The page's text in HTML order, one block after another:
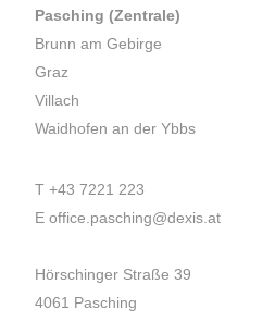
Pasching (Zentrale)
Brunn am Gebirge
Graz
Villach
Waidhofen an der Ybbs
T +43 7221 223
E office.pasching@dexis.at
Hörschinger Straße 39
4061 Pasching